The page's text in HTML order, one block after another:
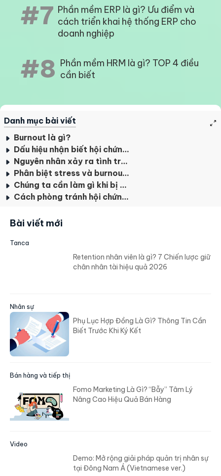
#7 Phần mềm ERP là gì? Ưu điểm và
cách triển khai hệ thống ERP cho
doanh nghiệp
#8 Phần mềm HRM là gì? TOP 4 điều
cần biết
Danh mục bài viết
Burnout là gì?
Dấu hiệu nhận biết hội chứng burnout
Nguyên nhân xảy ra tình trạng burnout
Phân biệt stress và burnout trong công việc
Chúng ta cần làm gì khi bị Burn out?
Cách phòng tránh hội chứng “cháy sạch”
Bài viết mới
Tanca
Retention nhân viên là gì? 7 Chiến lược giữ
chân nhân tài hiệu quả 2026
Nhân sự
Phụ Lục Hợp Đồng Là Gì? Thông Tin Cần
Biết Trước Khi Ký Kết
Bán hàng và tiếp thị
Fomo Marketing Là Gì? “Bẫy” Tâm Lý
Nâng Cao Hiệu Quả Bán Hàng
Video
Demo: Mở rộng giải pháp quản trị nhân sự
tại Đông Nam Á (Vietnamese ver.)